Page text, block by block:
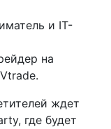
и IT-
на
ждет
где будет